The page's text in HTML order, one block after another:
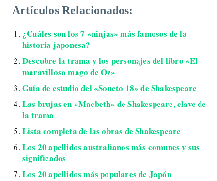
Artículos Relacionados:
¿Cuáles son los 7 «ninjas» más famosos de la
historia japonesa?
Descubre la trama y los personajes del libro «El
maravilloso mago de Oz»
Guía de estudio del «Soneto 18» de Shakespeare
Las brujas en «Macbeth» de Shakespeare, clave de
la trama
Lista completa de las obras de Shakespeare
Los 20 apellidos australianos más comunes y sus
significados
Los 20 apellidos más populares de Japón